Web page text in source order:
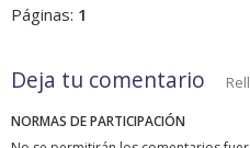
Páginas: 1
Deja tu comentario
NORMAS DE PARTICIPACIÓN